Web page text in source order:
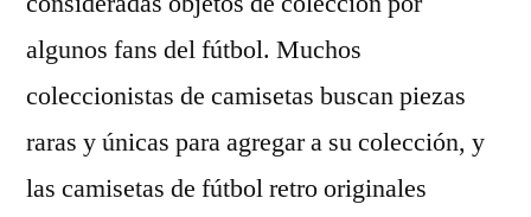
algunos fans del fútbol. Muchos
coleccionistas de camisetas buscan piezas
raras y únicas para agregar a su colección, y
las camisetas de fútbol retro originales